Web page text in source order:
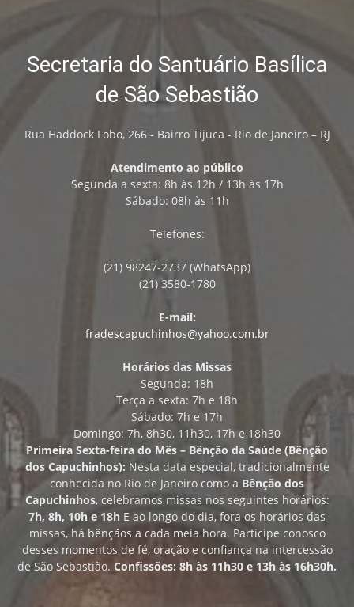
Secretaria do Santuário Basílica
de São Sebastião
Rua Haddock Lobo, 266 - Bairro Tijuca - Rio de Janeiro – RJ
Atendimento ao público
Segunda a sexta: 8h às 12h / 13h às 17h
Sábado: 08h às 11h
Telefones:
(21) 98247-2737 (WhatsApp)
(21) 3580-1780
E-mail:
fradescapuchinhos@yahoo.com.br
Horários das Missas
Segunda: 18h
Terça a sexta: 7h e 18h
Sábado: 7h e 17h
Domingo: 7h, 8h30, 11h30, 17h e 18h30
Primeira Sexta-feira do Mês – Bênção da Saúde (Bênção
dos Capuchinhos): Nesta data especial, tradicionalmente
conhecida no Rio de Janeiro como a Bênção dos
Capuchinhos, celebramos missas nos seguintes horários:
7h, 8h, 10h e 18h E ao longo do dia, fora os horários das
missas, há bênçãos a cada meia hora. Participe conosco
desses momentos de fé, oração e confiança na intercessão
de São Sebastião. Confissões: 8h às 11h30 e 13h às 16h30h.